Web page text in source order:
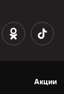
Акции